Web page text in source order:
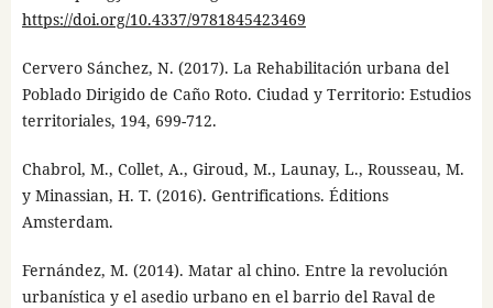
https://doi.org/10.4337/9781845423469
Cervero Sánchez, N. (2017). La Rehabilitación urbana del
Poblado Dirigido de Caño Roto. Ciudad y Territorio: Estudios
territoriales, 194, 699-712.
Chabrol, M., Collet, A., Giroud, M., Launay, L., Rousseau, M.
y Minassian, H. T. (2016). Gentrifications. Éditions
Amsterdam.
Fernández, M. (2014). Matar al chino. Entre la revolución
urbanística y el asedio urbano en el barrio del Raval de